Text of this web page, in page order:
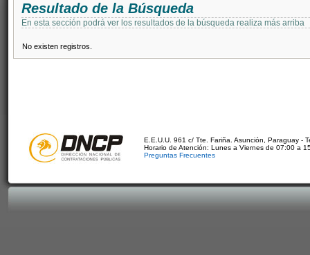
Resultado de la Búsqueda
En esta sección podrá ver los resultados de la búsqueda realiza más arriba
No existen registros.
E.E.U.U. 961 c/ Tte. Fariña. Asunción, Paraguay -
Horario de Atención: Lunes a Viernes de 07:00 a
Preguntas Frecuentes